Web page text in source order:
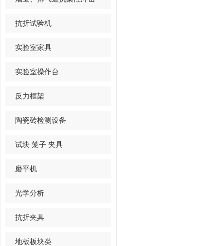
抗折试验机
实验室家具
实验室操作台
反力框架
陶瓷砖检测设备
试块 笼子 夹具
磨平机
光学分析
抗折夹具
地板板块类